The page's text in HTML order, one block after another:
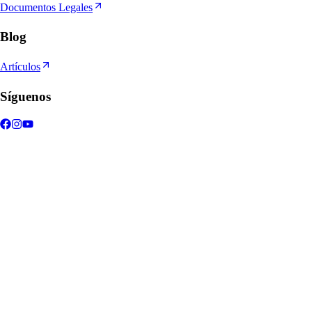
Documentos Legales
Blog
Artículos
Síguenos